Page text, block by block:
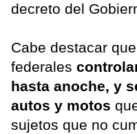
decreto del
Cabe destacar
federales
hasta anoche, y
autos y motos
sujetos que no